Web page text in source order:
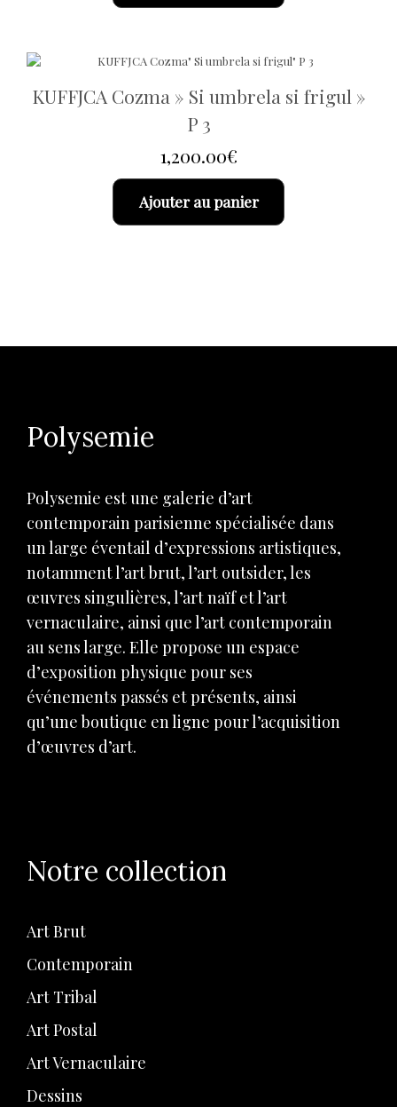
KUFFJCA Cozma » Si umbrela si frigul »
P 3
1,200.00€
Ajouter au panier
Polysemie
Polysemie est une galerie d’art
contemporain parisienne spécialisée dans
un large éventail d’expressions artistiques,
notamment l’art brut, l’art outsider, les
œuvres singulières, l’art naïf et l’art
vernaculaire, ainsi que l’art contemporain
au sens large. Elle propose un espace
d’exposition physique pour ses
événements passés et présents, ainsi
qu’une boutique en ligne pour l’acquisition
d’œuvres d’art.
Notre collection
Art Brut
Contemporain
Art Tribal
Art Postal
Art Vernaculaire
Dessins